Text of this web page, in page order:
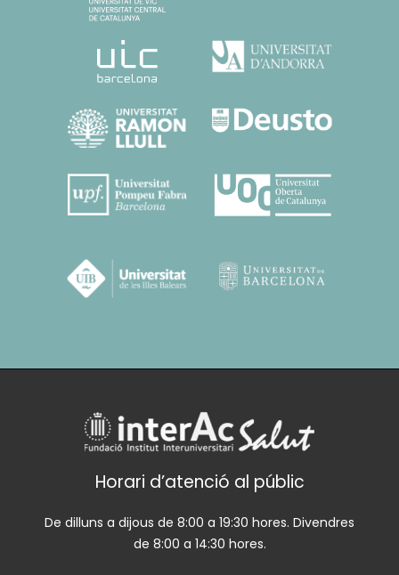
Horari d’atenció al públic
De dilluns a dijous de 8:00 a 19:30 hores. Divendres
de 8:00 a 14:30 hores.